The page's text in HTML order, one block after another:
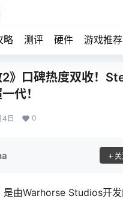
略 测评 硬件 游戏推荐
2》口碑热度双收！
代！
4日 0
是由Warhorse Studios开